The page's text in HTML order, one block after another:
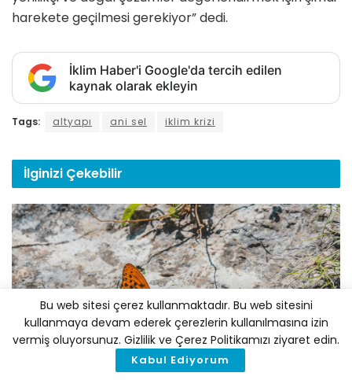
harekete geçilmesi gerekiyor” dedi.
İklim Haber'i Google'da tercih edilen
kaynak olarak ekleyin
Tags: altyapı ani sel iklim krizi
İlginizi Çekebilir
Bu web sitesi çerez kullanmaktadır. Bu web sitesini
kullanmaya devam ederek çerezlerin kullanılmasına izin
vermiş oluyorsunuz. Gizlilik ve Çerez Politikamızı ziyaret edin.
Kabul Ediyorum